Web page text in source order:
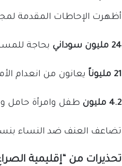
أظهرت الإحاطات المقدمة
24 مليون سوداني بحاجة للمساعدات
21 مليوناً يعانون من انعدام
4.2 مليون طفل وامرأة حامل
تضاعف العنف ضد النساء
تحذيرات من “إقليمية